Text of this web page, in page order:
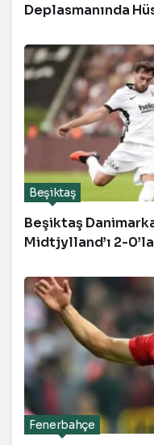
Deplasmanında
Beşiktaş
Beşiktaş
Midtjylland’ı 2-
Fenerbahçe